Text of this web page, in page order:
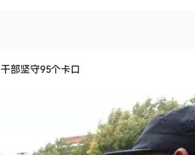
部坚守95个卡口